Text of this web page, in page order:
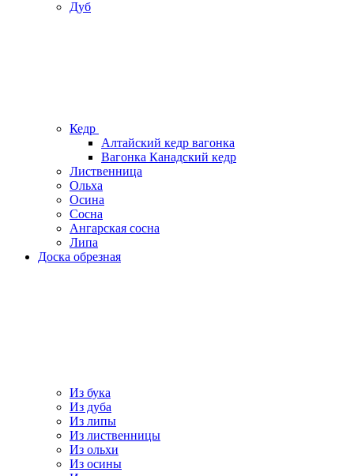
Дуб
Кедр
Алтайский кедр вагонка
Вагонка Канадский кедр
Лиственница
Ольха
Осина
Сосна
Ангарская сосна
Липа
Доска обрезная
Из бука
Из дуба
Из липы
Из лиственницы
Из ольхи
Из осины